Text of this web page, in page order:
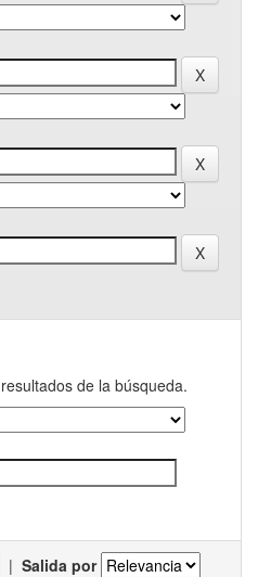
de la búsqueda.
| Salida por